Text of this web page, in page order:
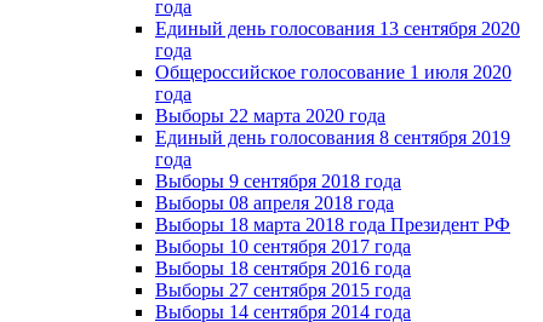
года
Единый день голосования 13 сентября 2020
года
Общероссийское голосование 1 июля 2020
года
Выборы 22 марта 2020 года
Единый день голосования 8 сентября 2019
года
Выборы 9 сентября 2018 года
Выборы 08 апреля 2018 года
Выборы 18 марта 2018 года Президент РФ
Выборы 10 сентября 2017 года
Выборы 18 сентября 2016 года
Выборы 27 сентября 2015 года
Выборы 14 сентября 2014 года